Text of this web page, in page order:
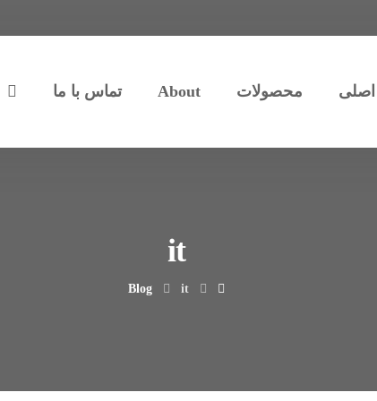
محصولات About تماس با ما
it
Blog it